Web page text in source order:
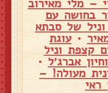
– מלי מאירוב
בחושה עם
וניל של סבתא
•עוגת
קצפת וניל
אברג׳ל •
מעולה! –
ראי